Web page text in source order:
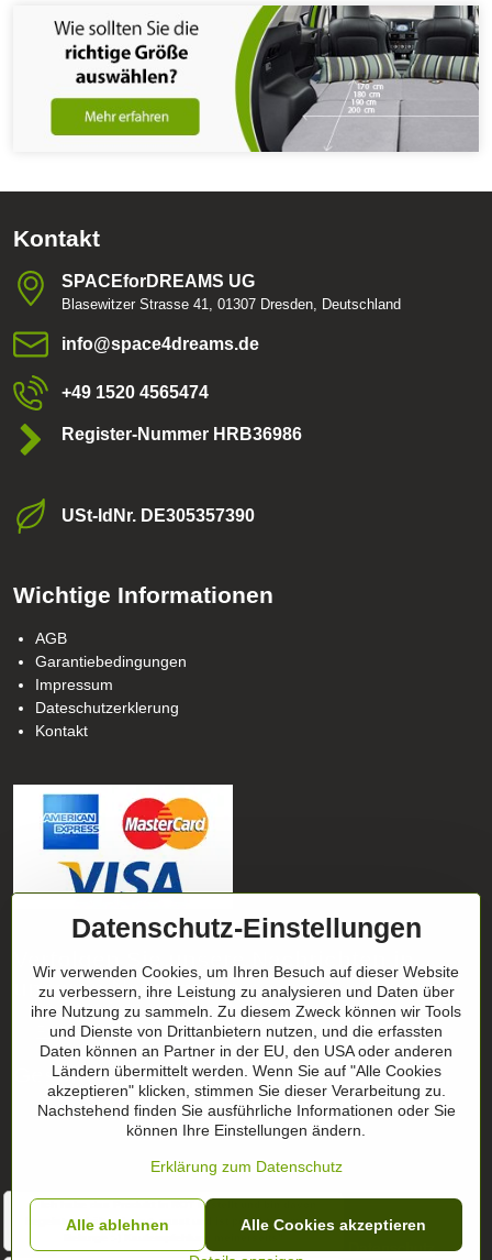
Kontakt
SPACEforDREAMS UG
Blasewitzer Strasse 41, 01307 Dresden, Deutschland
info​@space4dreams​.de
+49 1520 4565474
Register-Nummer HRB36986
USt-ldNr​. DE305357390
Wichtige Informationen
AGB
Garantiebedingungen
Impressum
Dateschutzerklerung
Kontakt
unseren Netzwerken
Facebook Instagram
Geschenktipp
Geschenk-Zertifikate
Urheberrecht
Datenschutz-EinstellungenErklärung zum Datenschutz
Datenschutz-Einstellungen
Wir verwenden Cookies, um Ihren Besuch auf dieser Website
zu verbessern, ihre Leistung zu analysieren und Daten über
ihre Nutzung zu sammeln. Zu diesem Zweck können wir Tools
und Dienste von Drittanbietern nutzen, und die erfassten
Daten können an Partner in der EU, den USA oder anderen
Ländern übermittelt werden. Wenn Sie auf "Alle Cookies
akzeptieren" klicken, stimmen Sie dieser Verarbeitung zu.
Nachstehend finden Sie ausführliche Informationen oder Sie
können Ihre Einstellungen ändern.
Erklärung zum Datenschutz
Alle Cookies akzeptieren
Alle ablehnen
" Ich habe das Produkt in ROT bestellt und bin davon
begeistert. hält sehr gut, passt und ist perfekt für meine